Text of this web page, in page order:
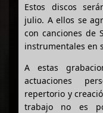
Estos discos
julio. A ellos se
con canciones de
instrumentales en
A estas
actuaciones
repertorio y
trabajo no es